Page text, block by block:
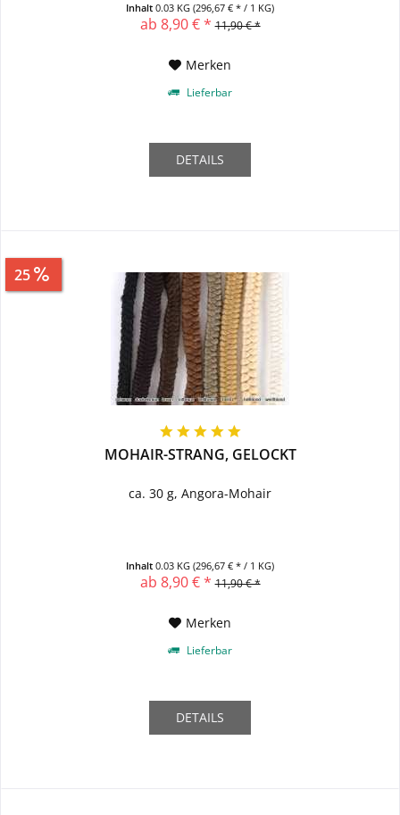
Inhalt0.03 KG(296,67 € * / 1 KG)
ab 8,90 € * 11,90 € *
Merken
Lieferbar
DETAILS
25 3,00 €
MOHAIR-STRANG, GELOCKT
ca. 30 g, Angora-Mohair
Inhalt0.03 KG(296,67 € * / 1 KG)
ab 8,90 € * 11,90 € *
Merken
Lieferbar
DETAILS